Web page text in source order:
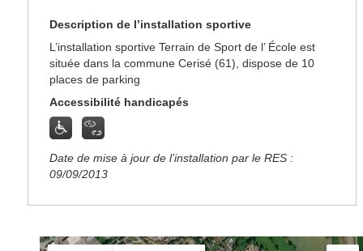
Description de l’installation sportive
L’installation sportive Terrain de Sport de l’ École est
située dans la commune Cerisé (61), dispose de 10
places de parking
Accessibilité handicapés
Date de mise à jour de l’installation par le RES :
09/09/2013